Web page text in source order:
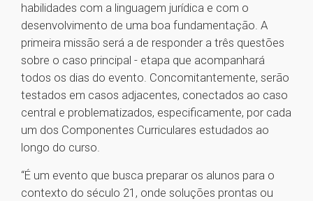
habilidades com a linguagem jurídica e com o
desenvolvimento de uma boa fundamentação. A
primeira missão será a de responder a três questões
sobre o caso principal - etapa que acompanhará
todos os dias do evento. Concomitantemente, serão
testados em casos adjacentes, conectados ao caso
central e problematizados, especificamente, por cada
um dos Componentes Curriculares estudados ao
longo do curso.
“É um evento que busca preparar os alunos para o
contexto do século 21, onde soluções prontas ou